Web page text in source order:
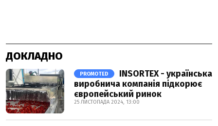
ДОКЛАДНО
PROMOTED
INSORTEX - українська
виробнича компанія підкорює
європейський ринок
25 ЛИСТОПАДА 2024, 13:00